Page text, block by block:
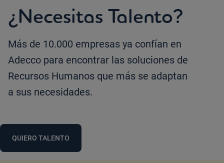
¿Necesitas Talento?
Más de 10.000 empresas ya confían en
Adecco para encontrar las soluciones de
Recursos Humanos que más se adaptan
a sus necesidades.
QUIERO TALENTO